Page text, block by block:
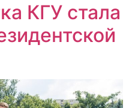
КГУ стала